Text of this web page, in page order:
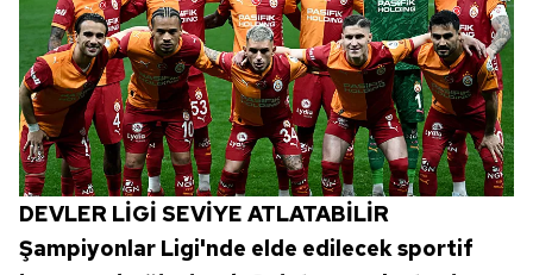
DEVLER LİGİ SEVİYE ATLATABİLİR
Şampiyonlar Ligi'nde elde edilecek sportif